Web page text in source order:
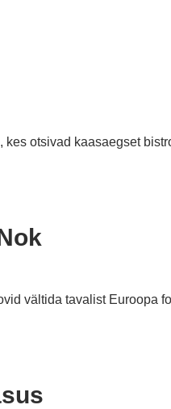
kes otsivad kaasaegset
vältida tavalist Euroopa